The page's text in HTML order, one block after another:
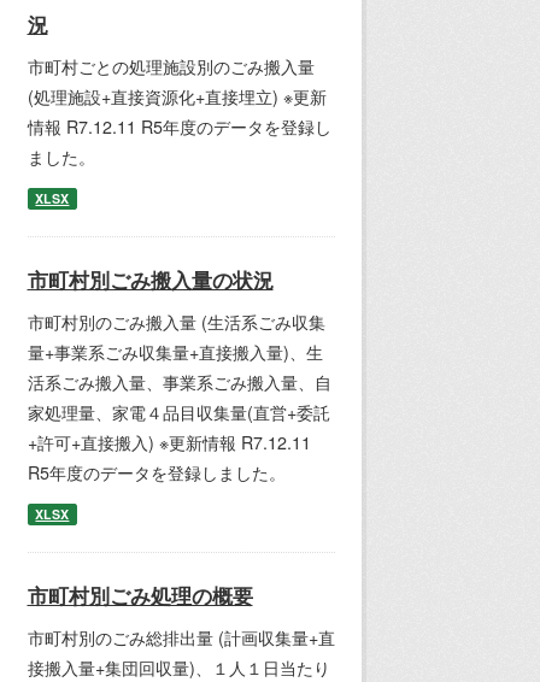
況
市町村ごとの処理施設別のごみ搬入量
(処理施設+直接資源化+直接埋立) ※更新
情報 R7.12.11 R5年度のデータを登録し
ました。
XLSX
市町村別ごみ搬入量の状況
市町村別のごみ搬入量 (生活系ごみ収集
量+事業系ごみ収集量+直接搬入量)、生
活系ごみ搬入量、事業系ごみ搬入量、自
家処理量、家電４品目収集量(直営+委託
+許可+直接搬入) ※更新情報 R7.12.11
R5年度のデータを登録しました。
XLSX
市町村別ごみ処理の概要
市町村別のごみ総排出量 (計画収集量+直
接搬入量+集団回収量)、１人１日当たり